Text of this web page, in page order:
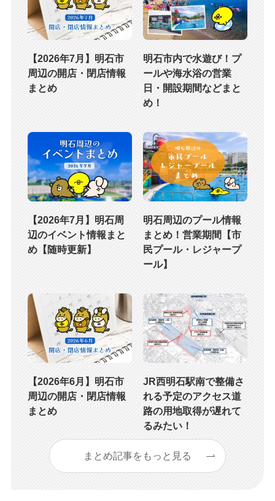
【2026年7月】明石市
周辺の開店・閉店情報
まとめ
明石市内で水遊び！プ
ールや海水浴の営業
日・開設期間などまと
め！
【2026年7月】明石周
辺のイベント情報まと
め【随時更新】
明石周辺のプール情報
まとめ！営業期間【市
民プール・レジャープ
ール】
【2026年6月】明石市
周辺の開店・閉店情報
まとめ
JR西明石駅南で整備さ
れる予定のアクセス道
路の用地取得が遅れて
るみたい！
まとめ記事をもっと見る